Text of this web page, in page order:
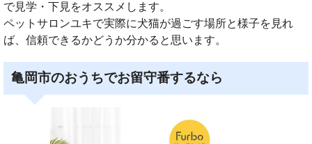
で見学・下見をオススメします。
ペットサロンユキで実際に犬猫が過ごす場所と様子を見れ
ば、信頼できるかどうか分かると思います。
亀岡市のおうちでお留守番するなら